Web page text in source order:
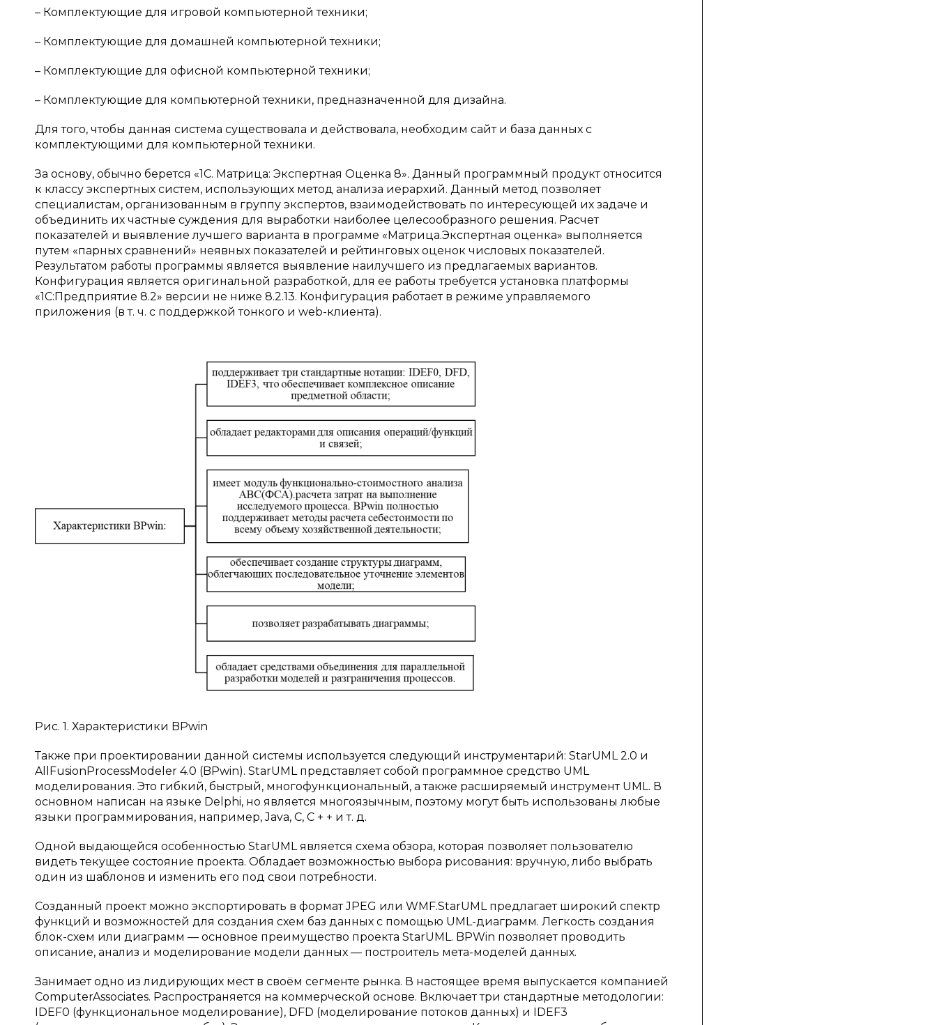
– Комплектующие для игровой компьютерной техники;
– Комплектующие для домашней компьютерной техники;
– Комплектующие для офисной компьютерной техники;
– Комплектующие для компьютерной техники, предназначенной для дизайна.
Для того, чтобы данная система существовала и действовала, необходим сайт и база данных с
комплектующими для компьютерной техники.
За основу, обычно берется «1С. Матрица: Экспертная Оценка 8». Данный программный продукт относится
к классу экспертных систем, использующих метод анализа иерархий. Данный метод позволяет
специалистам, организованным в группу экспертов, взаимодействовать по интересующей их задаче и
объединить их частные суждения для выработки наиболее целесообразного решения. Расчет
показателей и выявление лучшего варианта в программе «Матрица.Экспертная оценка» выполняется
путем «парных сравнений» неявных показателей и рейтинговых оценок числовых показателей.
Результатом работы программы является выявление наилучшего из предлагаемых вариантов.
Конфигурация является оригинальной разработкой, для ее работы требуется установка платформы
«1С:Предприятие 8.2» версии не ниже 8.2.13. Конфигурация работает в режиме управляемого
приложения (в т. ч. с поддержкой тонкого и web-клиента).
Рис. 1. Характеристики BPwin
Также при проектировании данной системы используется следующий инструментарий: StarUML 2.0 и
AllFusionProcessModeler 4.0 (BPwin). StarUML представляет собой программное средство UML
моделирования. Это гибкий, быстрый, многофункциональный, а также расширяемый инструмент UML. В
основном написан на языке Delphi, но является многоязычным, поэтому могут быть использованы любые
языки программирования, например, Java, C, C + + и т. д.
Одной выдающейся особенностью StarUML является схема обзора, которая позволяет пользователю
видеть текущее состояние проекта. Обладает возможностью выбора рисования: вручную, либо выбрать
один из шаблонов и изменить его под свои потребности.
Созданный проект можно экспортировать в формат JPEG или WMF.StarUML предлагает широкий спектр
функций и возможностей для создания схем баз данных с помощью UML-диаграмм. Легкость создания
блок-схем или диаграмм — основное преимущество проекта StarUML. BPWin позволяет проводить
описание, анализ и моделирование модели данных — построитель мета-моделей данных.
Занимает одно из лидирующих мест в своём сегменте рынка. В настоящее время выпускается компанией
ComputerAssociates. Распространяется на коммерческой основе. Включает три стандартные методологии:
IDEF0 (функциональное моделирование), DFD (моделирование потоков данных) и IDEF3